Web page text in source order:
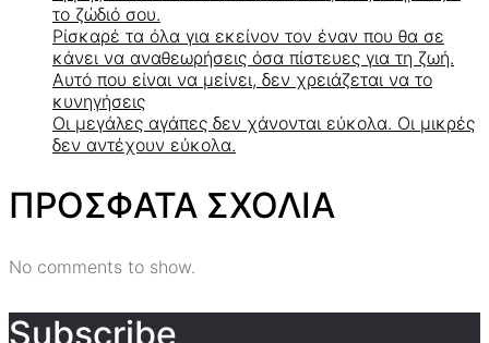
το ζώδιό σου.
Ρίσκαρέ τα όλα για εκείνον τον έναν που θα σε
κάνει να αναθεωρήσεις όσα πίστευες για τη ζωή.
Αυτό που είναι να μείνει, δεν χρειάζεται να το
κυνηγήσεις
Οι μεγάλες αγάπες δεν χάνονται εύκολα. Οι μικρές
δεν αντέχουν εύκολα.
ΠΡΟΣΦΑΤΑ ΣΧΟΛΙΑ
No comments to show.
Subscribe